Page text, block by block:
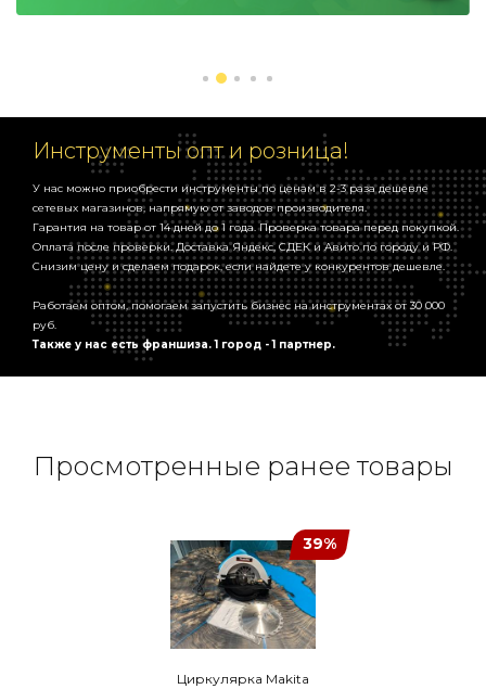
Шуруповерт, 2 батареи литиевые, зарядка, кейс, набор бит и
Инструменты опт и розница!
У нас можно приобрести инструменты по ценам в 2-3 раза дешевле
сетевых магазинов, напрямую от заводов производителя.
Гарантия на товар от 14 дней до 1 года. Проверка товара перед покупкой.
Оплата после проверки. Доставка Яндекс, СДЕК и Авито по городу и РФ.
Снизим цену и сделаем подарок, если найдете у конкурентов дешевле.
Работаем оптом, помогаем запустить бизнес на инструментах от 30 000
руб.
Также у нас есть франшиза. 1 город - 1 партнер.
Просмотренные ранее товары
39%
Циркулярка Makita